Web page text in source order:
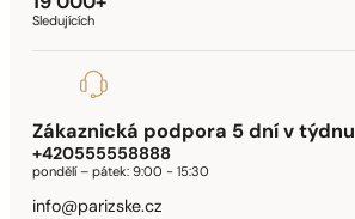
19 000+
Sledujících
Zákaznická podpora 5 dní v týdnu
+420555558888
pondělí – pátek:9:00 - 15:30
info@parizske.cz